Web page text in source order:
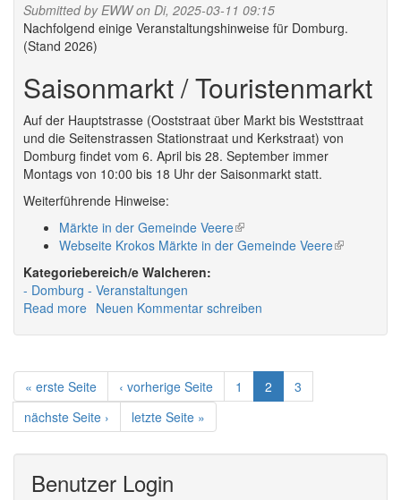
Submitted byEWWon Di, 2025-03-11 09:15
Nachfolgend einige Veranstaltungshinweise für Domburg.
(Stand 2026)
Saisonmarkt / Touristenmarkt
Auf der Hauptstrasse (Ooststraat über Markt bis Weststtraat
und die Seitenstrassen Stationstraat und Kerkstraat) von
Domburg findet vom 6. April bis 28. September immer
Montags von 10:00 bis 18 Uhr der Saisonmarkt statt.
Weiterführende Hinweise:
Märkte in der Gemeinde Veere(link
is
Webseite Krokos Märkte in der Gemeinde Veere(link
Walcheren:
Domburg
Veranstaltungen
Read more about
2026
Neuen Kommentar schreiben
« erste Seite ‹ vorherige Seite 1 2
3
nächste Seite ›
letzte Seite »
Benutzer Login